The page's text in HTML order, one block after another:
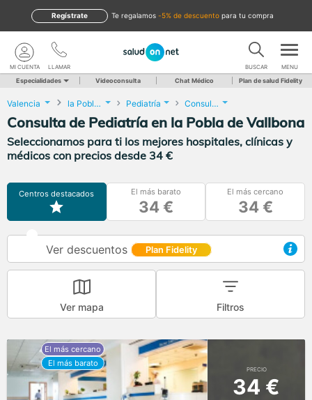
te regalamos -5% de descuento para tu compra
Regístrate
LLAMAR
MI CUENTA BUSCAR MENU
Especialidades Videoconsulta Chat Médico Plan de salud Fidelity
Valencia la Pobla de Vallbona Pediatría Consulta de Pediatría
Consulta de Pediatría en la Pobla de Vallbona
Seleccionamos para ti los mejores hospitales, clínicas y
médicos con precios desde 34 €
Centros destacados El más barato
34 €
El más cercano
34 €
Ver descuentos Plan Fidelity
Ver mapa Filtros
PRECIO
34 €